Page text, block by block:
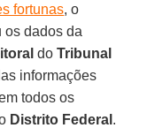
fortunas, o
os dados da
doTribunal
informações
todos os
Distrito Federal .